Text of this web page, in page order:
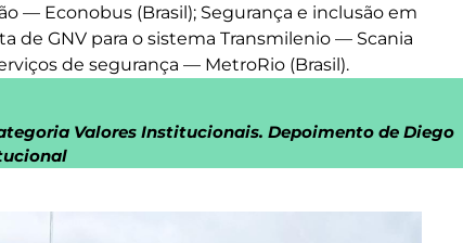
— Econobus (Brasil); Segurança e inclusão em
de GNV para o sistema Transmilenio — Scania
de segurança — MetroRio (Brasil).
Valores Institucionais. Depoimento de Diego